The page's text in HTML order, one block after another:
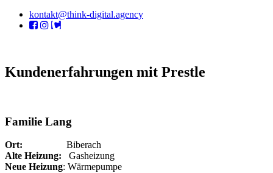
kontakt@think-digital.agency
Kundenerfahrungen mit Prestle
Familie Lang
Ort: Biberach
Alte Heizung: Gasheizung
Neue Heizung: Wärmepumpe